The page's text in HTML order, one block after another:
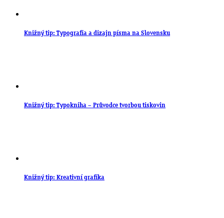
Knižný tip: Typografia a dizajn písma na Slovensku
Knižný tip: Typokniha – Průvodce tvorbou tiskovin
Knižný tip: Kreativní grafika